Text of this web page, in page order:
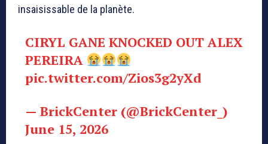
insaisissable de la planète.
CIRYL GANE KNOCKED OUT ALEX
PEREIRA
pic.twitter.com/Zios3g2yXd
— BrickCenter (@BrickCenter_)
June 15, 2026